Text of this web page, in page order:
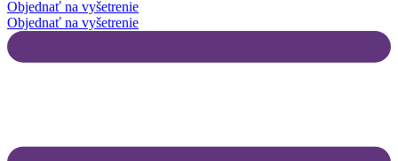
Objednať na vyšetrenie
Objednať na vyšetrenie